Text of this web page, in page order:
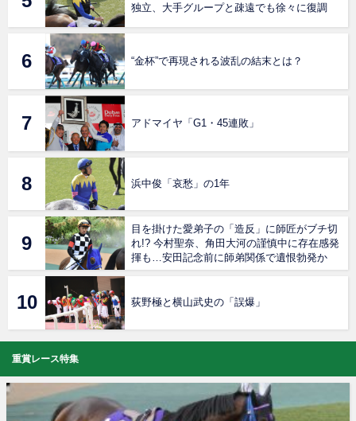
独立、大手グループと疎遠でも徐々に復調
“金杯”で再現される波乱の結末とは？
アドマイヤ「G1・45連敗」
浜中俊「哀愁」の1年
目を掛けた愛弟子の「造反」に師匠がブチ切
れ!? 今村聖奈、角田大河の謹慎中に存在感発
揮も…安田記念前に師弟関係で遺恨勃発か
荻野極と横山武史の「誤爆」
重賞レース特集